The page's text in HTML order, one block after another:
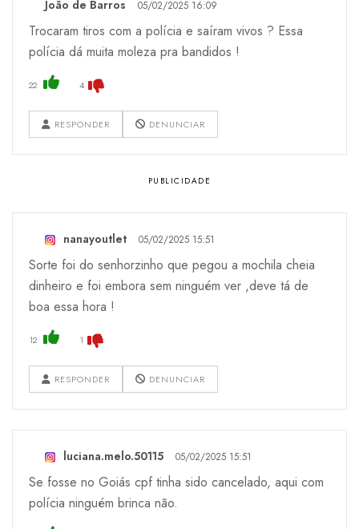
João de Barros 05/02/2025 16:09
Trocaram tiros com a polícia e saíram vivos ? Essa
polícia dá muita moleza pra bandidos !
22 4
RESPONDER DENUNCIAR
nanayoutlet 05/02/2025 15:51
Sorte foi do senhorzinho que pegou a mochila cheia
dinheiro e foi embora sem ninguém ver ,deve tá de
boa essa hora !
12 1
RESPONDER DENUNCIAR
luciana.melo.50115 05/02/2025 15:51
Se fosse no Goiás cpf tinha sido cancelado, aqui com
polícia ninguém brinca não.